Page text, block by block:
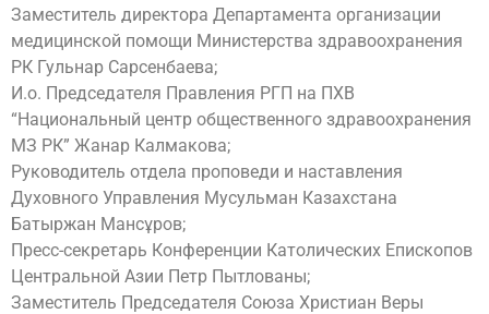
Заместитель директора Департамента организации
медицинской помощи Министерства здравоохранения
РК Гульнар Сарсенбаева;
И.о. Председателя Правления РГП на ПХВ
“Национальный центр общественного здравоохранения
МЗ РК” Жанар Калмакова;
Руководитель отдела проповеди и наставления
Духовного Управления Мусульман Казахстана
Батыржан Мансұров;
Пресс-секретарь Конференции Католических Епископов
Центральной Азии Петр Пытлованы;
Заместитель Председателя Союза Христиан Веры